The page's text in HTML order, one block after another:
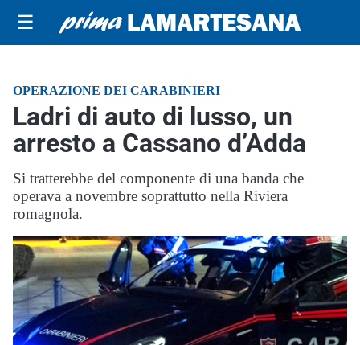
☰
OPERAZIONE DEI CARABINIERI
Ladri di auto di lusso, un
arresto a Cassano d’Adda
Si tratterebbe del componente di una banda che
operava a novembre soprattutto nella Riviera
romagnola.